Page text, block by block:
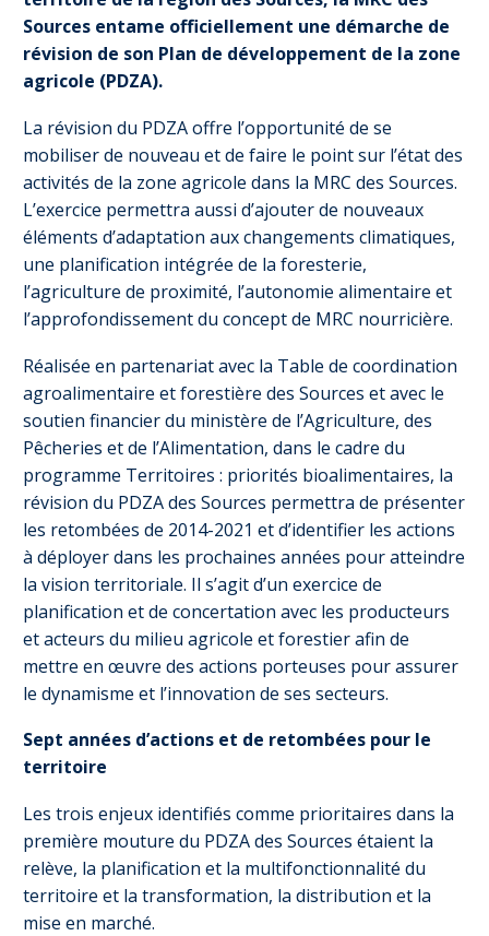
Sources entame officiellement une démarche de
révision de son Plan de développement de la zone
agricole (PDZA).
La révision du PDZA offre l’opportunité de se
mobiliser de nouveau et de faire le point sur l’état des
activités de la zone agricole dans la MRC des Sources.
L’exercice permettra aussi d’ajouter de nouveaux
éléments d’adaptation aux changements climatiques,
une planification intégrée de la foresterie,
l’agriculture de proximité, l’autonomie alimentaire et
l’approfondissement du concept de MRC nourricière.
Réalisée en partenariat avec la Table de coordination
agroalimentaire et forestière des Sources et avec le
soutien financier du ministère de l’Agriculture, des
Pêcheries et de l’Alimentation, dans le cadre du
programme Territoires : priorités bioalimentaires, la
révision du PDZA des Sources permettra de présenter
les retombées de 2014-2021 et d’identifier les actions
à déployer dans les prochaines années pour atteindre
la vision territoriale. Il s’agit d’un exercice de
planification et de concertation avec les producteurs
et acteurs du milieu agricole et forestier afin de
mettre en œuvre des actions porteuses pour assurer
le dynamisme et l’innovation de ses secteurs.
Sept années d’actions et de retombées pour le
territoire
Les trois enjeux identifiés comme prioritaires dans la
première mouture du PDZA des Sources étaient la
relève, la planification et la multifonctionnalité du
territoire et la transformation, la distribution et la
mise en marché.